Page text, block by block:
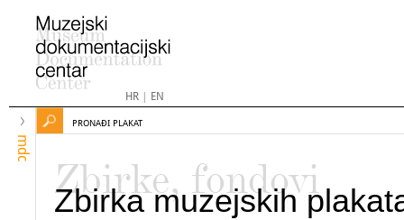
HR| EN
mdc
PRONAĐI PLAKAT
Zbirke, fondovi
Zbirka muzejskih